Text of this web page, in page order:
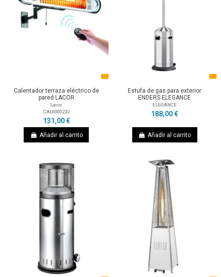
Calentador terraza eléctrico de
pared LACOR
Lacor
CAL0000232
131,00 €
Añadir al carrito
Estufa de gas para exterior
ENDERS ELEGANCE
ELEGANCE
188,00 €
Añadir al carrito